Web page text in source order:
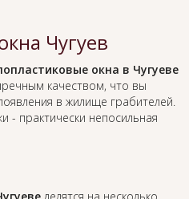
Чугуев
окна в Чугуеве
качеством, что вы
в жилище грабителей.
- практически непосильная